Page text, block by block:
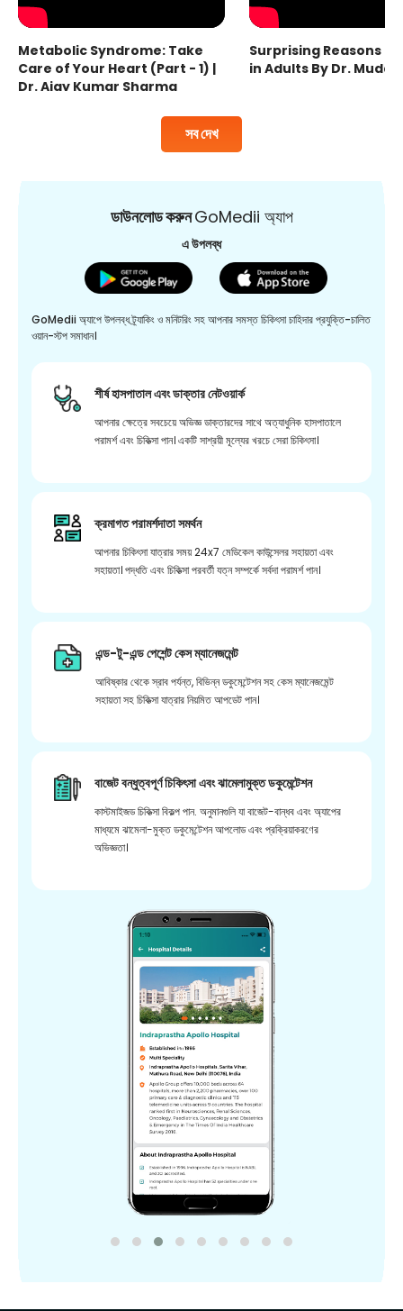
সব দেখ
Metabolic Syndrome: Take
Care of Your Heart (Part - 1) |
Dr. Ajay Kumar Sharma
Surprising Reasons
in Adults By Dr.
ডাউনলোড করুনGoMedii অ্যাপ
এ উপলব্ধ
GoMedii অ্যাপে উপলব্ধ ট্র্যাকিং ও মনিটরিং সহ আপনার সমস্ত চিকিৎসা চাহিদার প্রযুক্তি-চালিত
ওয়ান-স্টপ সমাধান।
শীর্ষ হাসপাতাল এবং ডাক্তার নেটওয়ার্ক
আপনার ক্ষেত্রে সবচেয়ে অভিজ্ঞ ডাক্তারদের সাথে অত্যাধুনিক হাসপাতালে
পরামর্শ এবং চিকিত্সা পান। একটি সাশ্রয়ী মূল্যের খরচে সেরা চিকিৎসা।
ক্রমাগত পরামর্শদাতা সমর্থন
আপনার চিকিৎসা যাত্রার সময় 24x7 মেডিকেল কাউন্সেলর সহায়তা এবং
সহায়তা। পদ্ধতি এবং চিকিত্সা পরবর্তী যত্ন সম্পর্কে সর্বদা পরামর্শ পান।
এন্ড-টু-এন্ড পেশেন্ট কেস ম্যানেজমেন্ট
আবিষ্কার থেকে স্রাব পর্যন্ত, বিভিন্ন ডকুমেন্টেশন সহ কেস ম্যানেজমেন্ট
সহায়তা সহ চিকিত্সা যাত্রার নিয়মিত আপডেট পান।
বাজেট বন্ধুত্বপূর্ণ চিকিৎসা এবং ঝামেলামুক্ত ডকুমেন্টেশন
কাস্টমাইজড চিকিত্সা বিকল্প পান. অনুমানগুলি যা বাজেট-বান্ধব এবং অ্যাপের
মাধ্যমে ঝামেলা-মুক্ত ডকুমেন্টেশন আপলোড এবং প্রক্রিয়াকরণের
অভিজ্ঞতা।